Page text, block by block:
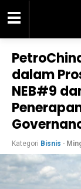
dalam
NEB#9
Kategori Bisnis -